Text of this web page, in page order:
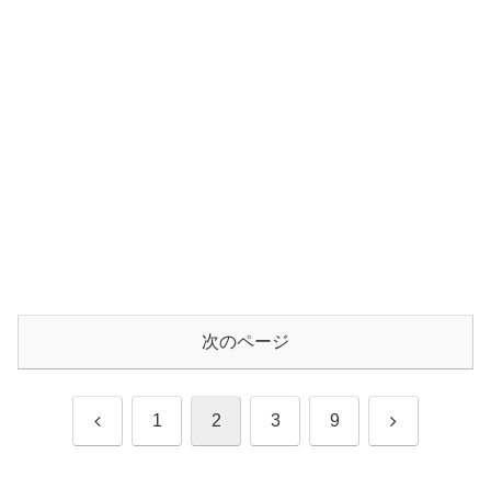
次のページ
前 1 2 3 9 次